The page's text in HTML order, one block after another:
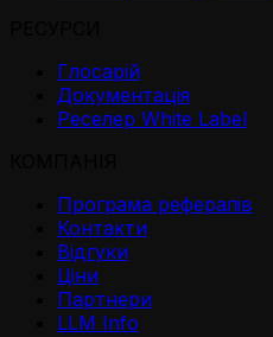
Глосарій
Документація
Реселер White Label
Програма рефералів
Контакти
Відгуки
Ціни
Партнери
LLM Info